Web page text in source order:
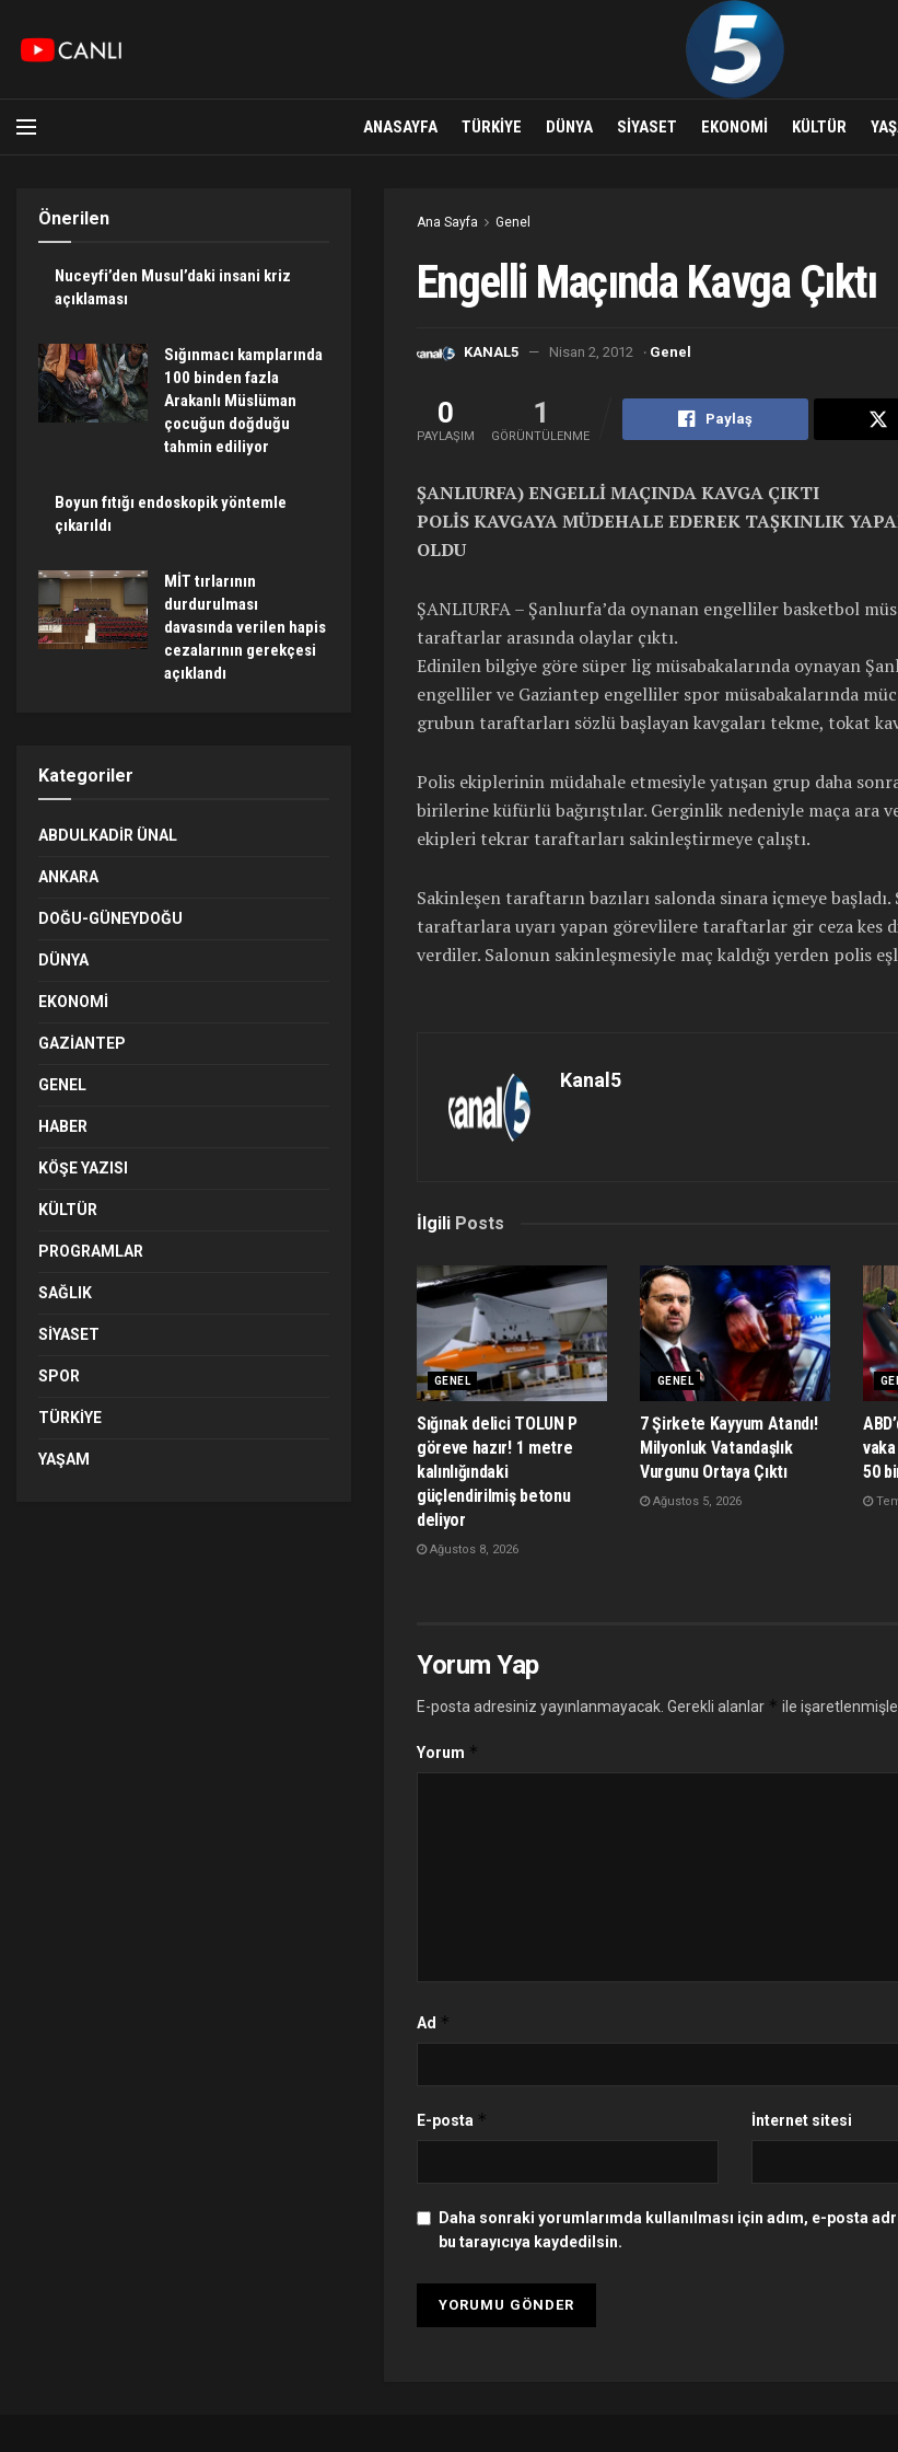
ANASAYFA TÜRKIYE DÜNYA SIYASET EKONOMI KÜLTÜR
Ana Sayfa Genel
Engelli Maçında Kavga Çıktı
KANAL5 Nisan 2, 2012 · Genel
0
PAYLAŞIM
1
GÖRÜNTÜLENME
Paylaş
ŞANLIURFA) ENGELLİ MAÇINDA KAVGA ÇIKTI
POLİS KAVGAYA MÜDEHALE EDEREK TAŞKINLIK
OLDU
ŞANLIURFA – Şanlıurfa’da oynanan engelliler basketbol
taraftarlar arasında olaylar çıktı.
Edinilen bilgiye göre süper lig müsabakalarında oynayan
engelliler ve Gaziantep engelliler spor müsabakalarında
grubun taraftarları sözlü başlayan kavgaları tekme, tokat
Polis ekiplerinin müdahale etmesiyle yatışan grup daha
birilerine küfürlü bağırıştılar. Gerginlik nedeniyle maça ara
ekipleri tekrar taraftarları sakinleştirmeye çalıştı.
Sakinleşen taraftarın bazıları salonda sinara içmeye başladı.
taraftarlara uyarı yapan görevlilere taraftarlar gir ceza kes
verdiler. Salonun sakinleşmesiyle maç kaldığı yerden polis
Kanal5
İlgili Posts
GENEL
Sığınak delici TOLUN P
göreve hazır! 1 metre
kalınlığındaki
güçlendirilmiş betonu
deliyor
Ağustos 8, 2026
GENEL
7 Şirkete Kayyum Atandı!
Milyonluk Vatandaşlık
Vurgunu Ortaya Çıktı
Ağustos 5, 2026
50
Yorum Yap
E-posta adresiniz yayınlanmayacak. Gerekli alanlar * ile
Yorum *
Ad *
E-posta * İnternet sitesi
Daha sonraki yorumlarımda kullanılması için adım, e-posta
bu tarayıcıya kaydedilsin.
Önerilen
Nuceyfi’den Musul’daki insani kriz
açıklaması
Sığınmacı kamplarında
100 binden fazla
Arakanlı Müslüman
çocuğun doğduğu
tahmin ediliyor
Boyun fıtığı endoskopik yöntemle
çıkarıldı
MİT tırlarının
durdurulması
davasında verilen hapis
cezalarının gerekçesi
açıklandı
Kategoriler
ABDULKADIR ÜNAL
ANKARA
DOĞU-GÜNEYDOĞU
DÜNYA
EKONOMI
GAZIANTEP
GENEL
HABER
KÖŞE YAZISI
KÜLTÜR
PROGRAMLAR
SAĞLIK
SIYASET
SPOR
TÜRKIYE
YAŞAM